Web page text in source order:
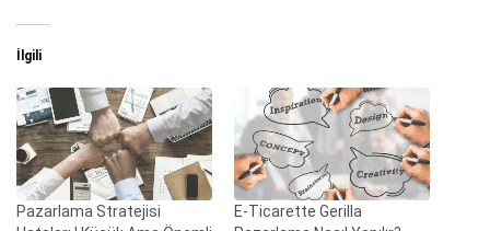
İlgili
Pazarlama Stratejisi
E-Ticarette Gerilla